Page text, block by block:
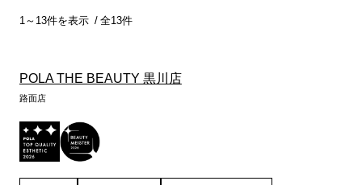
1～13件を表示 全13件
POLA THE BEAUTY 黒川店
路面店